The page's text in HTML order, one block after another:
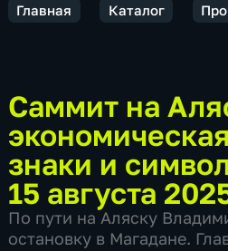
Главная Каталог
Саммит на
знаки и
15 августа
По пути на Аляску
остановку в Магадане.